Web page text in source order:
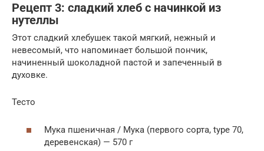
Рецепт 3: сладкий хлеб с начинкой из
нутеллы
Этот сладкий хлебушек такой мягкий, нежный и
невесомый, что напоминает большой пончик,
начиненный шоколадной пастой и запеченный в
духовке.
Тесто
Мука пшеничная / Мука (первого сорта, type 70,
деревенская) — 570 г